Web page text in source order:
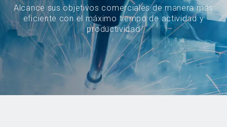
Alcance sus objetivos comerciales de manera más
eficiente con el máximo tiempo de actividad y
productividad